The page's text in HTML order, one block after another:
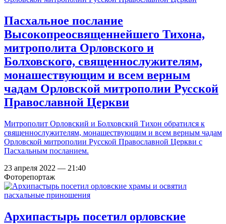
Пасхальное послание
Высокопреосвященнейшего Тихона,
митрополита Орловского и
Болховского, священнослужителям,
монашествующим и всем верным
чадам Орловской митрополии Русской
Православной Церкви
Митрополит Орловский и Болховский Тихон обратился к
священнослужителям, монашествующим и всем верным чадам
Орловской митрополии Русской Православной Церкви с
Пасхальным посланием.
23 апреля 2022 — 21:40
Фоторепортаж
Архипастырь посетил орловские